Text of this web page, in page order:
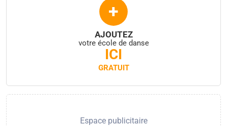
+
AJOUTEZ
votre école de danse
ICI
GRATUIT
Espace publicitaire